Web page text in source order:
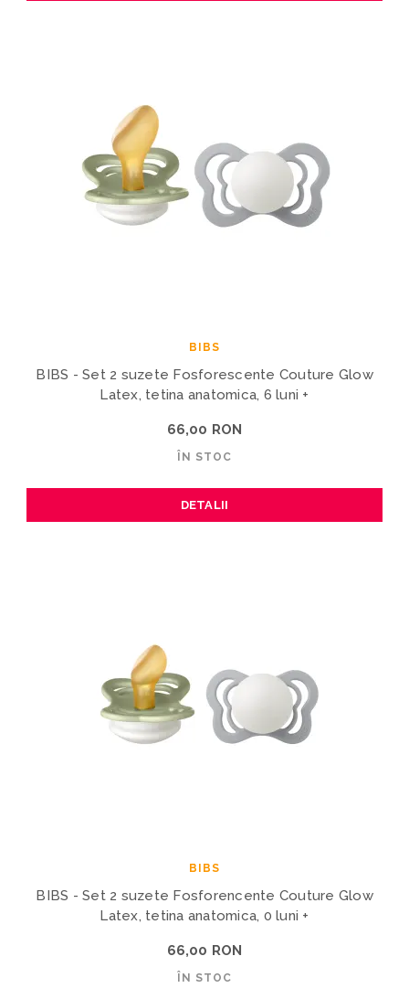
BIBS
BIBS - Set 2 suzete Fosforescente Couture Glow
Latex, tetina anatomica, 6 luni +
66,00 RON
ÎN STOC
DETALII
BIBS
BIBS - Set 2 suzete Fosforencente Couture Glow
Latex, tetina anatomica, 0 luni +
66,00 RON
ÎN STOC